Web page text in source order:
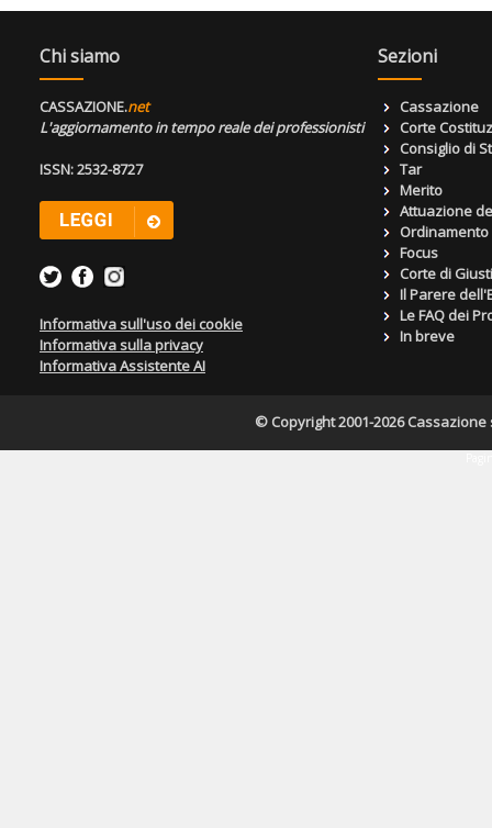
Chi siamo
CASSAZIONE.net
L'aggiornamento in tempo reale dei professionisti
ISSN: 2532-8727
Informativa sull'uso dei cookie
Informativa sulla privacy
Informativa Assistente AI
Sezioni
Cassazione
Corte
Consiglio di
Tar
Merito
Attuazione
Focus
Corte di
Il Parere
Le FAQ dei
In breve
© Copyright 2001-2026 Cassazione